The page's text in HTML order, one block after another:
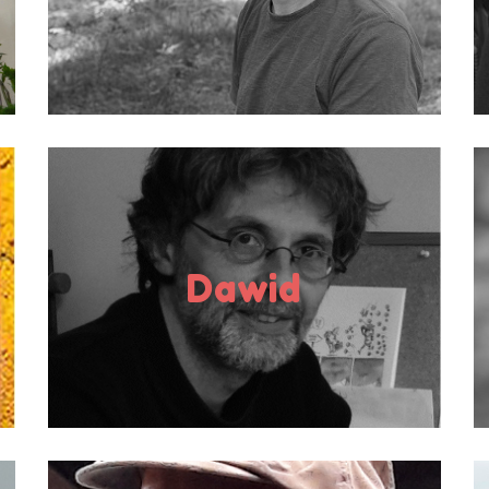
En savoir plus
Dawid
Illustrateur
Publics en rencontre :
CP à la 5e
En savoir plus